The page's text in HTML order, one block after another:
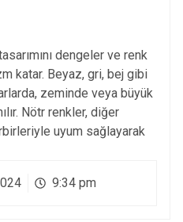
dengeler ve renk
katar. Beyaz, gri, bej gibi
zeminde veya büyük
Nötr renkler, diğer
uyum sağlayarak
9:34 pm